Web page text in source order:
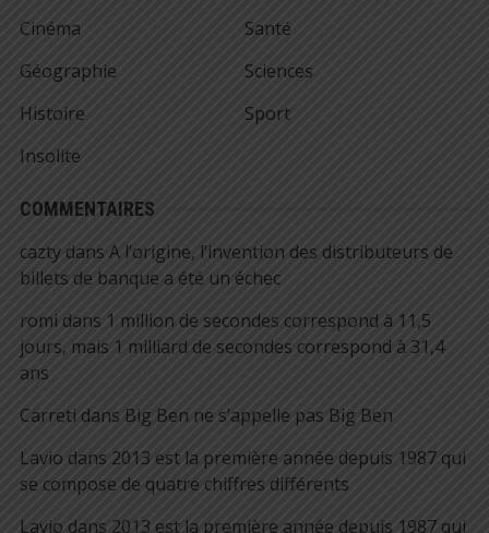
Cinéma
Géographie
Histoire
Insolite
Santé
Sciences
Sport
COMMENTAIRES
caztydans A l’origine, l’invention des distributeurs de
billets de banque a été un échec
romi dans 1 million de secondes correspond à 11,5
jours, mais 1 milliard de secondes correspond à 31,4
ans
Carreti dans Big Ben ne s’appelle pas Big Ben
Lavio dans 2013 est la première année depuis 1987 qui
se compose de quatre chiffres différents
Lavio dans 2013 est la première année depuis 1987 qui